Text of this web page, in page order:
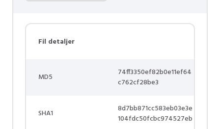
Fil detaljer
MD5
74ff3350ef82b0e11ef64
c762cf28be3
SHA1
8d7bb871cc583eb03e3e
104fdc50fcbc974527eb